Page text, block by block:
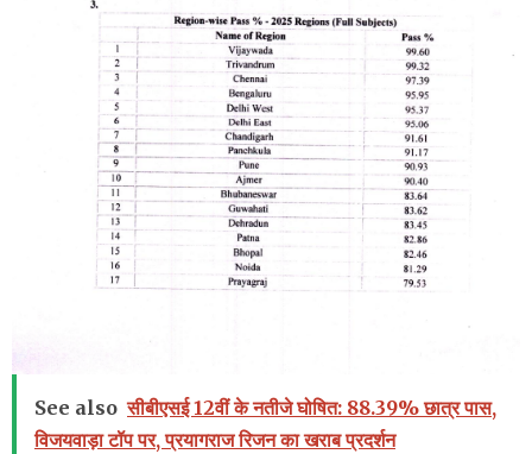
See also सीबीएसई 12वीं के नतीजे घोषित: 88.39% छात्र पास,
विजयवाड़ा टॉप पर, प्रयागराज रिजन का खराब प्रदर्शन